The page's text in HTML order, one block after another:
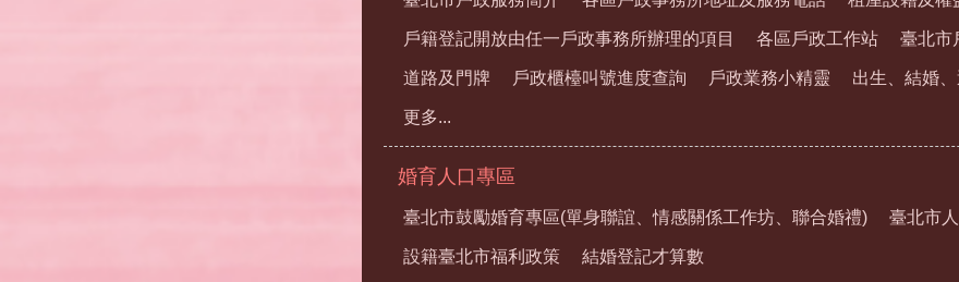
戶籍登記開放由任一戶政事務所辦理的項目 各區戶政工作站 臺北市
道路及門牌 戶政櫃檯叫號進度查詢 戶政業務小精靈 出生、結婚
更多...
婚育人口專區
臺北市鼓勵婚育專區(單身聯誼、情感關係工作坊、聯合婚禮) 臺北市
設籍臺北市福利政策 結婚登記才算數